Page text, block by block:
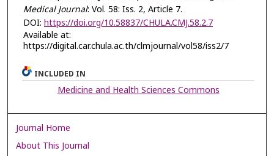
Medical Journal: Vol. 58: Iss. 2, Article 7.
DOI: https://doi.org/10.58837/CHULA.CMJ.58.2.7
Available at:
https://digital.car.chula.ac.th/clmjournal/vol58/iss2/7
INCLUDED IN
Medicine and Health Sciences Commons
Journal Home
About This Journal